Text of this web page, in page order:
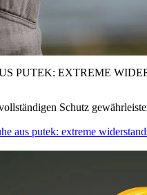
PUTEK: EXTREME
Schutz
aus putek: extreme